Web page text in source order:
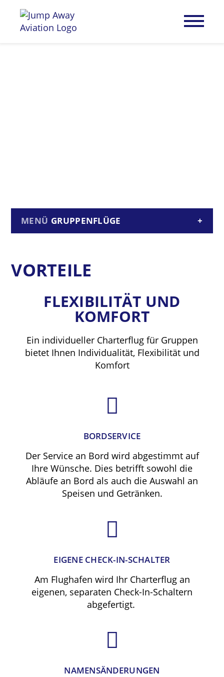
GRUPPENFLÜGE
VORTEILE
FLEXIBILITÄT UND
KOMFORT
Ein individueller Charterflug für Gruppen
bietet Ihnen Individualität, Flexibilität und
Komfort
BORDSERVICE
Der Service an Bord wird abgestimmt auf
Ihre Wünsche. Dies betrifft sowohl die
Abläufe an Bord als auch die Auswahl an
Speisen und Getränken.
EIGENE CHECK-IN-SCHALTER
Am Flughafen wird Ihr Charterflug an
eigenen, separaten Check-In-Schaltern
abgefertigt.
NAMENSÄNDERUNGEN